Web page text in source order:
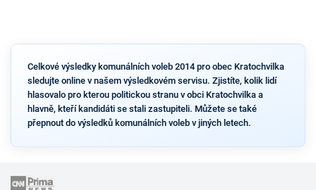
Celkové výsledky komunálních voleb 2014 pro obec Kratochvilka
sledujte online v našem výsledkovém servisu. Zjistíte, kolik lidí
hlasovalo pro kterou politickou stranu v obci Kratochvilka a
hlavně, kteří kandidáti se stali zastupiteli. Můžete se také
přepnout do výsledků komunálních voleb v jiných letech.